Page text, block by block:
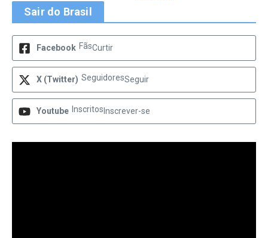
Sair do Brasil
Facebook FãsCurtir
X (Twitter) SeguidoresSeguir
Youtube Inscritos Inscrever-se